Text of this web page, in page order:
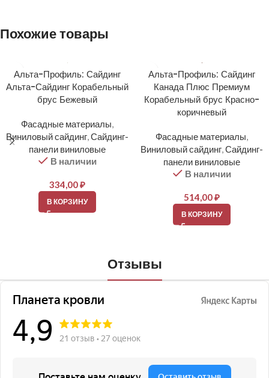
Похожие товары
Альта-Профиль: Сайдинг
Альта-Сайдинг Корабельный
брус Бежевый
Фасадные материалы,
Виниловый сайдинг,Сайдинг-
панели виниловые
В наличии
334,00₽
В КОРЗИНУ
Альта-Профиль: Сайдинг
Канада Плюс Премиум
Корабельный брус Красно-
коричневый
Фасадные материалы,
Виниловый сайдинг,Сайдинг-
панели виниловые
В наличии
514,00₽
В КОРЗИНУ
Отзывы